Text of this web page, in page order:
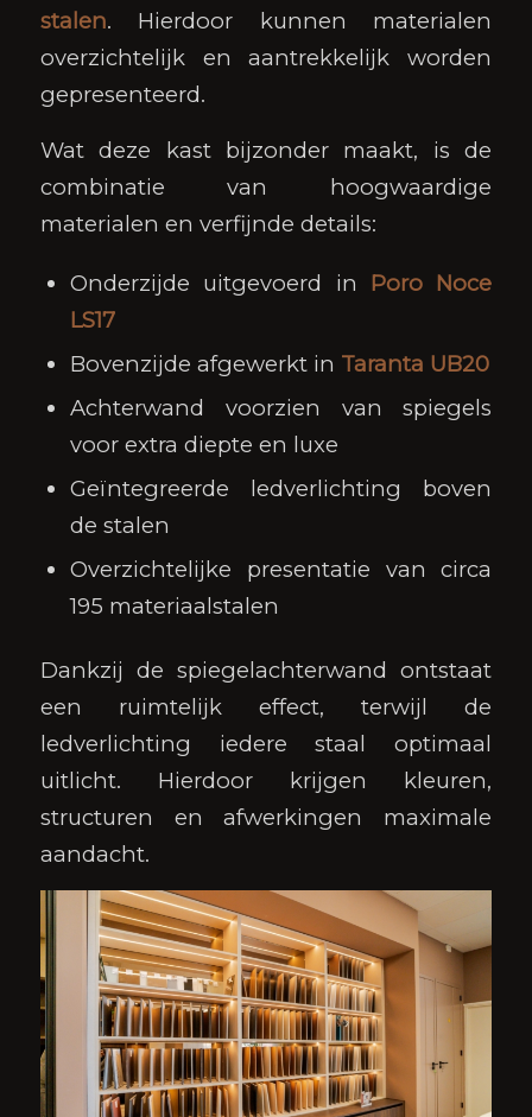
stalen. Hierdoor kunnen materialen
overzichtelijk en aantrekkelijk worden
gepresenteerd.
Wat deze kast bijzonder maakt, is de
combinatie van hoogwaardige
materialen en verfijnde details:
Onderzijde uitgevoerd in Poro Noce
LS17
Bovenzijde afgewerkt in Taranta UB20
Achterwand voorzien van spiegels
voor extra diepte en luxe
Geïntegreerde ledverlichting boven
de stalen
Overzichtelijke presentatie van circa
195 materiaalstalen
Dankzij de spiegelachterwand ontstaat
een ruimtelijk effect, terwijl de
ledverlichting iedere staal optimaal
uitlicht. Hierdoor krijgen kleuren,
structuren en afwerkingen maximale
aandacht.